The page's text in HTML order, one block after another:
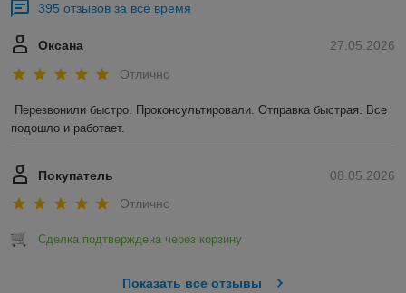
395 отзывов за всё время
27.05.2026
Оксана
Отлично
Перезвонили быстро. Проконсультировали. Отправка быстрая. Все
подошло и работает.
08.05.2026
Покупатель
Отлично
Сделка подтверждена через корзину
Показать все отзывы